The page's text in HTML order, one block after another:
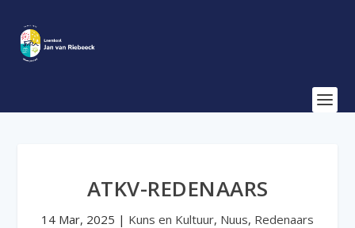
ATKV-REDENAARS
14 Mar, 2025 | Kuns en Kultuur, Nuus, Redenaars